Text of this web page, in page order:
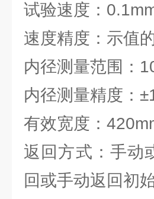
试验速度：
速度精度：示值
内径测量范围：
内径测量精度：
有效宽度：
返回方式：手动
回或手动返回初